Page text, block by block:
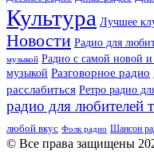
Культура Лучшее
Новости Радио для
музыкой Радио с самой новой
музыкой Разговорное радио
расслабиться Ретро радио
радио для любителей
любой вкус Фолк радио Шансон
© Все права защищены